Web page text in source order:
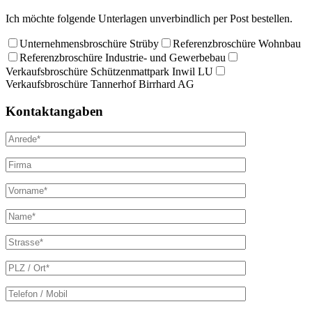
Ich möchte folgende Unterlagen unverbindlich per Post bestellen.
Unternehmensbroschüre Strüby
Referenzbroschüre Wohnbau
Referenzbroschüre Industrie- und Gewerbebau
Verkaufsbroschüre Schützenmattpark Inwil LU
Verkaufsbroschüre Tannerhof Birrhard AG
Kontaktangaben